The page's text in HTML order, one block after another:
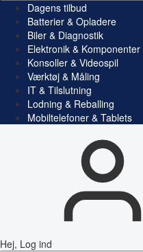
Dagens tilbud
Batterier & Opladere
Biler & Diagnostik
Elektronik & Komponenter
Konsoller & Videospil
Værktøj & Måling
IT & Tilslutning
Lodning & Reballing
Mobiltelefoner & Tablets
Hej, Log ind